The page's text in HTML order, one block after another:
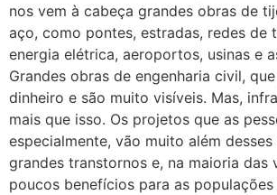
nos vem à cabeça grandes obras de
aço, como pontes, estradas, redes de
energia elétrica, aeroportos, usinas e
Grandes obras de engenharia civil,
dinheiro e são muito visíveis. Mas,
mais que isso. Os projetos que as
especialmente, vão muito além desses
grandes transtornos e, na maioria das
poucos benefícios para as populações